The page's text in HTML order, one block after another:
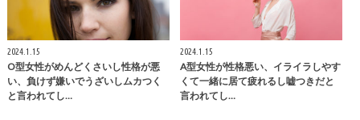
2024.1.15
O型女性がめんどくさいし性格が悪
い、負けず嫌いでうざいしムカつく
と言われてし…
2024.1.15
A型女性が性格悪い、イライラしやす
くて一緒に居て疲れるし嘘つきだと
言われてし…